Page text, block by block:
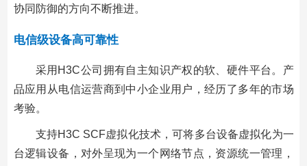
协同防御的方向不断推进。
电信级设备高可靠性
采用H3C公司拥有自主知识产权的软、硬件平台。产
品应用从电信运营商到中小企业用户，经历了多年的市场
考验。
支持H3C SCF虚拟化技术，可将多台设备虚拟化为一
台逻辑设备，对外呈现为一个网络节点，资源统一管理，